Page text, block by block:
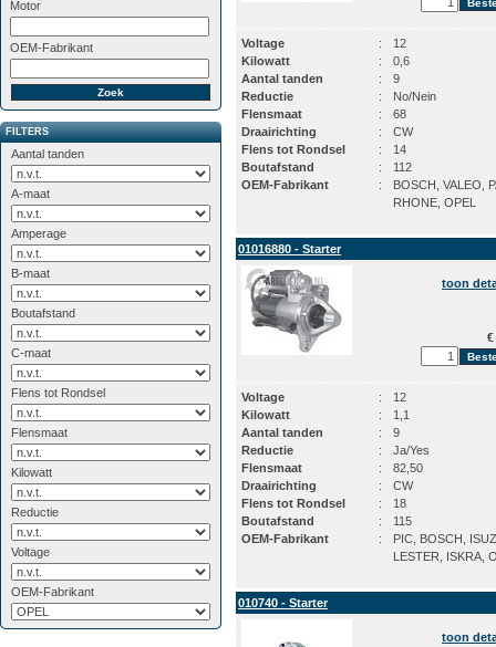
Motor
OEM-Fabrikant
FILTERS
Aantal tanden
A-maat
Amperage
B-maat
Boutafstand
C-maat
Flens tot Rondsel
Flensmaat
Kilowatt
Reductie
Voltage
OEM-Fabrikant
Voltage :
12
Kilowatt
:
0,6
Aantal tanden
:
9
Reductie
:
No/Nein
Flensmaat
:
68
Draairichting
:
CW
Flens tot Rondsel
:
14
Boutafstand
:
112
OEM-Fabrikant
:
BOSCH, VALEO,
RHONE, OPEL
01016880 - Starter
toon
€
Voltage :
12
Kilowatt
:
1,1
Aantal tanden
:
9
Reductie
:
Ja/Yes
Flensmaat
:
82,50
Draairichting
:
CW
Flens tot Rondsel
:
18
Boutafstand
:
115
OEM-Fabrikant
:
PIC, BOSCH,
LESTER, ISKRA,
010740 - Starter
toon